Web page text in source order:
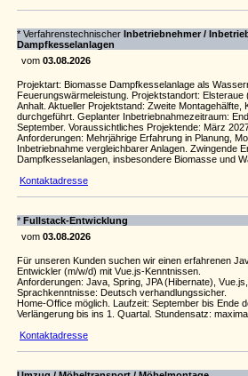
* Verfahrenstechnischer Inbetriebnehmer /
Dampfkesselanlagen
vom 03.08.2026
Projektart: Biomasse Dampfkesselanlage als
Feuerungswärmeleistung. Projektstandort: Elsteraue
Anhalt. Aktueller Projektstand: Zweite
durchgeführt. Geplanter Inbetriebnahmezeitraum:
September. Voraussichtliches Projektende: März
Anforderungen: Mehrjährige Erfahrung in Planung,
Inbetriebnahme vergleichbarer Anlagen. Zwingende
Dampfkesselanlagen, insbesondere Biomasse und
Kontaktadresse
* Fullstack-Entwicklung
vom 03.08.2026
Für unseren Kunden suchen wir einen erfahrenen
Entwickler (m/w/d) mit Vue.js-Kenntnissen.
Anforderungen: Java, Spring, JPA (Hibernate),
Sprachkenntnisse: Deutsch verhandlungssicher.
Home-Office möglich. Laufzeit: September bis Ende
Verlängerung bis ins 1. Quartal. Stundensatz:
Kontaktadresse